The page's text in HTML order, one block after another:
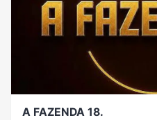
A FAZENDA 18.